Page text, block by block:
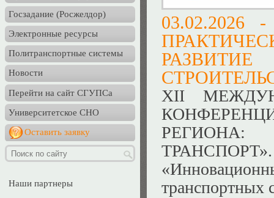
Госзадание (Росжелдор)
Электронные ресурсы
Политранспортные системы
Новости
Перейти на сайт СГУПСа
Университетское СНО
Оставить заявку
Наши партнеры
03.02.2026
XII
РЕГИОНА:
транспортных